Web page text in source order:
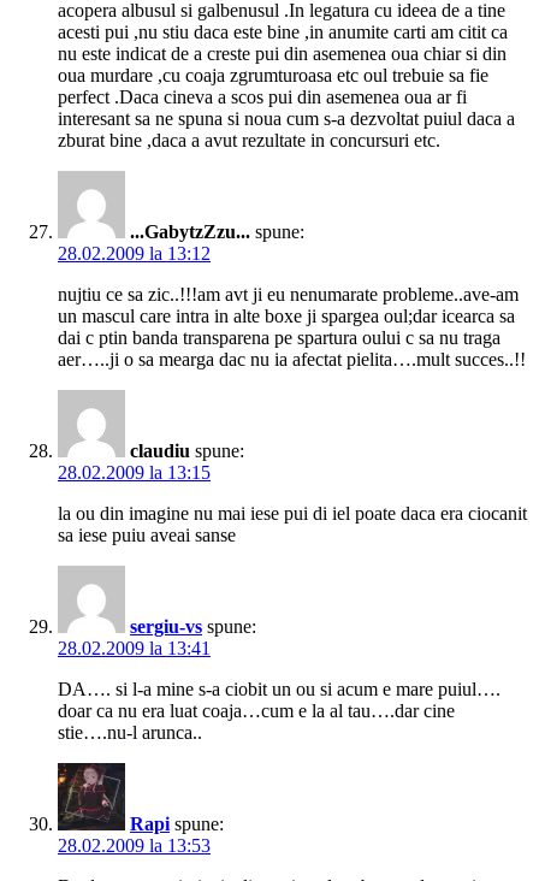
acopera albusul si galbenusul .In legatura cu ideea de a tine
acesti pui ,nu stiu daca este bine ,in anumite carti am citit ca
nu este indicat de a creste pui din asemenea oua chiar si din
oua murdare ,cu coaja zgrumturoasa etc oul trebuie sa fie
perfect .Daca cineva a scos pui din asemenea oua ar fi
interesant sa ne spuna si noua cum s-a dezvoltat puiul daca a
zburat bine ,daca a avut rezultate in concursuri etc.
...GabytzZzu... spune:
28.02.2009 la 13:12
nujtiu ce sa zic..!!!am avt ji eu nenumarate probleme..ave-am
un mascul care intra in alte boxe ji spargea oul;dar icearca sa
dai c ptin banda transparena pe spartura oului c sa nu traga
aer…..ji o sa mearga dac nu ia afectat pielita….mult succes..!!
claudiu spune:
28.02.2009 la 13:15
la ou din imagine nu mai iese pui di iel poate daca era ciocanit
sa iese puiu aveai sanse
sergiu-vs spune:
28.02.2009 la 13:41
DA…. si l-a mine s-a ciobit un ou si acum e mare puiul….
doar ca nu era luat coaja…cum e la al tau….dar cine
stie….nu-l arunca..
Rapi spune:
28.02.2009 la 13:53